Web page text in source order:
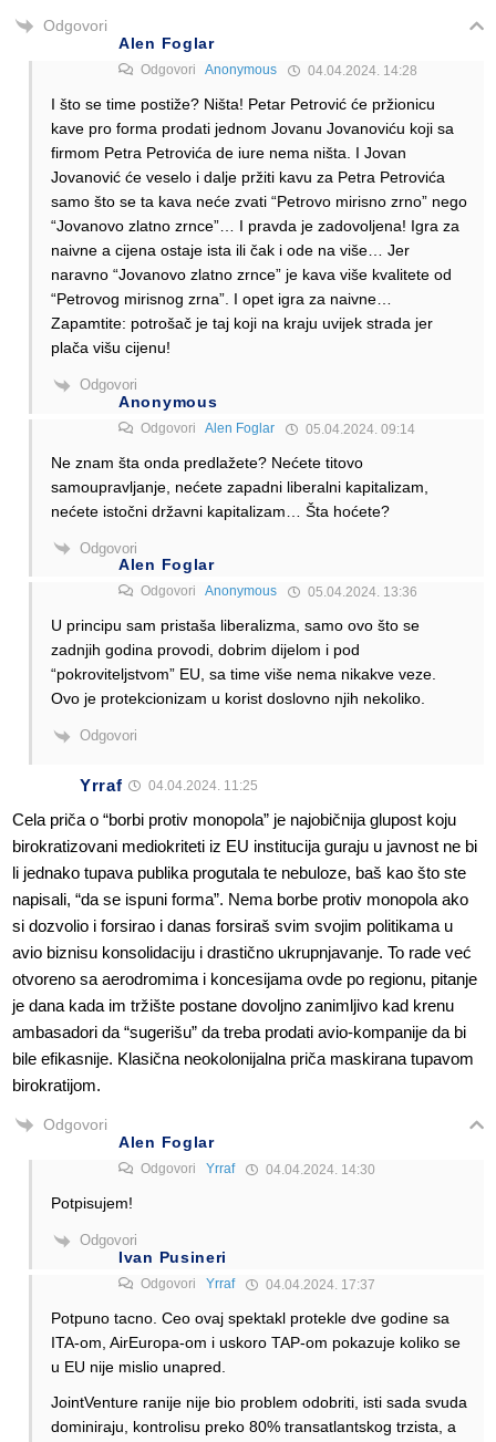
Odgovori
Alen Foglar
Odgovori Anonymous 04.04.2024. 14:28
I što se time postiže? Ništa! Petar Petrović će pržionicu
kave pro forma prodati jednom Jovanu Jovanoviću koji sa
firmom Petra Petrovića de iure nema ništa. I Jovan
Jovanović će veselo i dalje pržiti kavu za Petra Petrovića
samo što se ta kava neće zvati “Petrovo mirisno zrno” nego
“Jovanovo zlatno zrnce”… I pravda je zadovoljena! Igra za
naivne a cijena ostaje ista ili čak i ode na više… Jer
naravno “Jovanovo zlatno zrnce” je kava više kvalitete od
“Petrovog mirisnog zrna”. I opet igra za naivne…
Zapamtite: potrošač je taj koji na kraju uvijek strada jer
plača višu cijenu!
Odgovori
Anonymous
Odgovori Alen Foglar 05.04.2024. 09:14
Ne znam šta onda predlažete? Nećete titovo
samoupravljanje, nećete zapadni liberalni kapitalizam,
nećete istočni državni kapitalizam… Šta hoćete?
Odgovori
Alen Foglar
Odgovori Anonymous 05.04.2024. 13:36
U principu sam pristaša liberalizma, samo ovo što se
zadnjih godina provodi, dobrim dijelom i pod
“pokroviteljstvom” EU, sa time više nema nikakve veze.
Ovo je protekcionizam u korist doslovno njih nekoliko.
Odgovori
Yrraf 04.04.2024. 11:25
Cela priča o “borbi protiv monopola” je najobičnija glupost koju
birokratizovani mediokriteti iz EU institucija guraju u javnost ne bi
li jednako tupava publika progutala te nebuloze, baš kao što ste
napisali, “da se ispuni forma”. Nema borbe protiv monopola ako
si dozvolio i forsirao i danas forsiraš svim svojim politikama u
avio biznisu konsolidaciju i drastično ukrupnjavanje. To rade već
otvoreno sa aerodromima i koncesijama ovde po regionu, pitanje
je dana kada im tržište postane dovoljno zanimljivo kad krenu
ambasadori da “sugerišu” da treba prodati avio-kompanije da bi
bile efikasnije. Klasična neokolonijalna priča maskirana tupavom
birokratijom.
Odgovori
Alen Foglar
Odgovori Yrraf 04.04.2024. 14:30
Potpisujem!
Odgovori
Ivan Pusineri
Odgovori Yrraf 04.04.2024. 17:37
Potpuno tacno. Ceo ovaj spektakl protekle dve godine sa
ITA-om, AirEuropa-om i uskoro TAP-om pokazuje koliko se
u EU nije mislio unapred.
JointVenture ranije nije bio problem odobriti, isti sada svuda
dominiraju, kontrolisu preko 80% transatlantskog trzista, a